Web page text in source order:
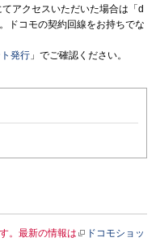
アクセスいただいた場合は「d
ドコモの契約回線をお持ちでな
発行 」でご確認ください。
。最新の情報は
ドコモショッ